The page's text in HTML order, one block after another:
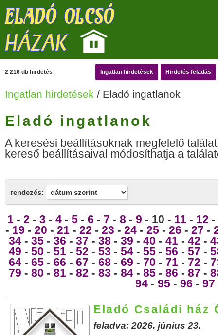
2 216 db hirdetés Ingatlan hirdetések Hirdetés feladás
Ingatlan hirdetések / Eladó ingatlanok
Eladó ingatlanok
A keresési beállításoknak megfelelő
kereső beállításaival módosíthatja a
rendezés:
1 - 2 - 3 - 4 - 5 - 6 - 7 - 8 - 9 - 10 - 11 - 12 -
- 19 - 20 - 21 - 22 - 23 - 24 - 25 - 26 - 27 -
34 - 35 - 36 - 37 - 38 - 39 - 40 - 41 - 42 -
49 - 50 - 51 - 52 - 53 - 54 - 55 - 56 - 57 -
64 - 65 - 66 - 67 - 68 - 69 - 70 - 71 - 72 -
79 - 80 - 81 - 82 - 83 - 84 - 85 - 86 - 87 -
94 - 95 - 96 - 97
Eladó Családi ház
feladva: 2026. június 23.